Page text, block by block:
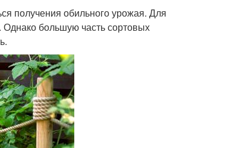
получения обильного урожая. Для
большую часть сортовых